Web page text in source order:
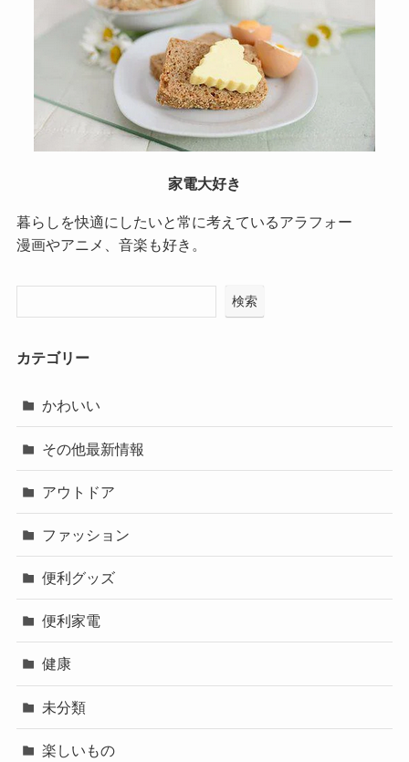
家電大好き
暮らしを快適にしたいと常に考えているアラフォー
漫画やアニメ、音楽も好き。
検索
カテゴリー
かわいい
その他最新情報
アウトドア
ファッション
便利グッズ
便利家電
健康
未分類
楽しいもの